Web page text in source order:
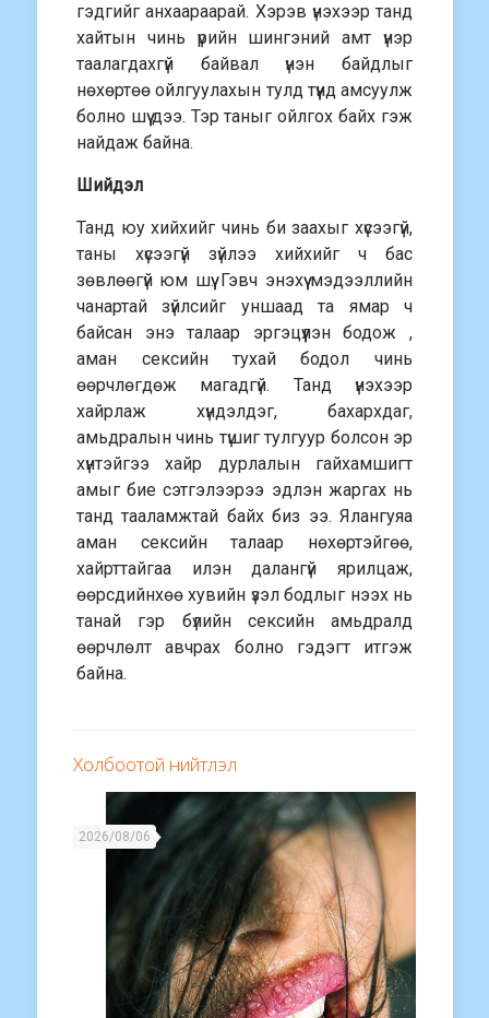
гэдгийг анхаараарай. Хэрэв үнэхээр танд
хайтын чинь үрийн шингэний амт үнэр
таалагдахгүй байвал үнэн байдлыг
нөхөртөө ойлгуулахын тулд түүнд амсуулж
болно шүү дээ. Тэр таныг ойлгох байх гэж
найдаж байна.
Шийдэл
Танд юу хийхийг чинь би заахыг хүсээгүй,
таны хүсээгүй зүйлээ хийхийг ч бас
зөвлөөгүй юм шүү. Гэвч энэхүү мэдээллийн
чанартай зүйлсийг уншаад та ямар ч
байсан энэ талаар эргэцүүлэн бодож ,
аман сексийн тухай бодол чинь
өөрчлөгдөж магадгүй. Танд үнэхээр
хайрлаж хүндэлдэг, бахархдаг,
амьдралын чинь түшиг тулгуур болсон эр
хүнтэйгээ хайр дурлалын гайхамшигт
амыг бие сэтгэлээрээ эдлэн жаргах нь
танд тааламжтай байх биз ээ. Ялангуяа
аман сексийн талаар нөхөртэйгөө,
хайрттайгаа илэн далангүй ярилцаж,
өөрсдийнхөө хувийн үзэл бодлыг нээх нь
танай гэр бүлийн сексийн амьдралд
өөрчлөлт авчрах болно гэдэгт итгэж
байна.
Холбоотой нийтлэл
2026/08/06